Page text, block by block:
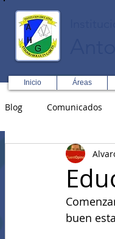
Inicio Áreas
Blog Comunicados
Asopadres
Educación Física R y
buen